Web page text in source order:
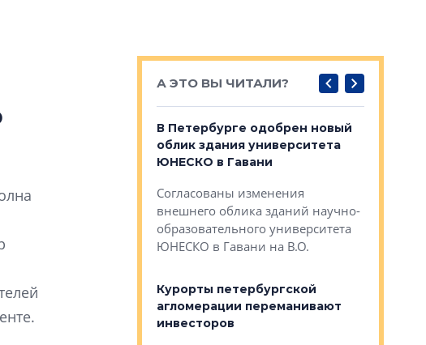
А ЭТО ВЫ ЧИТАЛИ?
Торосово — антидот
панелей
годов постройки на
строящихся
квартиры в домах
годов постройки на 9%
В Петербурге одобрен новый
облик здания университета
ЮНЕСКО в Гавани
Согласованы изменения
внешнего облика зданий научно-
образовательного университета
ЮНЕСКО в Гавани на В.О.
Курорты петербургской
агломерации переманивают
инвесторов